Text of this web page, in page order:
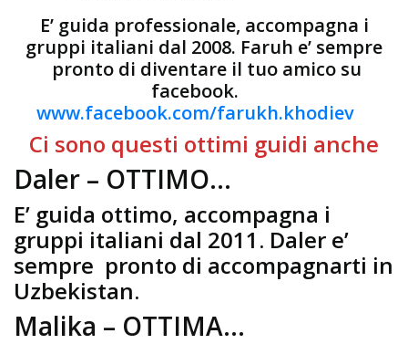
E’ guida professionale, accompagna i
gruppi italiani dal 2008. Faruh e’ sempre
pronto di diventare il tuo amico su
facebook.
www.facebook.com/farukh.khodiev
Ci sono questi ottimi guidi anche
Daler – OTTIMO…
E’ guida ottimo, accompagna i
gruppi italiani dal 2011. Daler e’
sempre pronto di accompagnarti in
Uzbekistan.
Malika – OTTIMA…